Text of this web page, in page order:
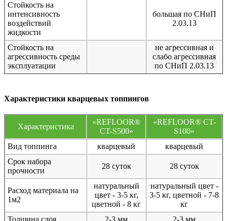
Стойкость на
интенсивность
воздействий
жидкости
большая по СНиП
2.03.13
Стойкость на
агрессивность среды
эксплуатации
не агрессивная и
слабо агрессивная
по СНиП 2.03.13
Характеристики кварцевых топпингов
Характеристика
«REFLOOR®
CT-S500»
«REFLOOR® CT-
S100»
Вид топпинга
кварцевый
кварцевый
Срок набора
прочности
28 суток 28 суток
Расход материала на
1м2
натуральный
цвет - 3-5 кг,
цветной - 8 кг
натуральный цвет -
3-5 кг, цветной - 7-8
кг
Толщина слоя
2-3 мм 2-3 мм